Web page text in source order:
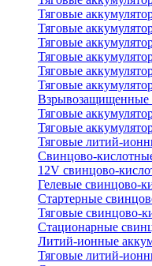
Тяговые
Тяговые
Тяговые
Тяговые
Тяговые
Тяговые
Взрывозащищенные
Тяговые
Тяговые
Тяговые литий-
Свинцово-
12V свинцово-
Гелевые свинцово-
Стартерные
Тяговые свинцово-
Стационарные
Литий-ионные
Тяговые литий-